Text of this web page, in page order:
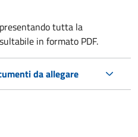
tutta la
in formato PDF.
da allegare